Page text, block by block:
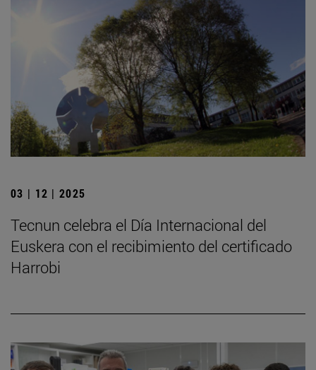
03 | 12 | 2025
Tecnun celebra el Día Internacional del
Euskera con el recibimiento del certificado
Harrobi